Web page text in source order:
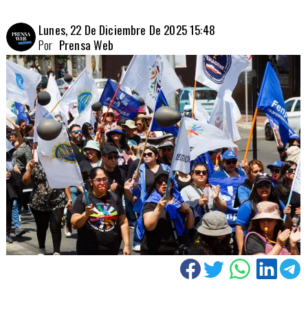
Lunes, 22 De Diciembre De 2025 15:48
Prensa Web
Por